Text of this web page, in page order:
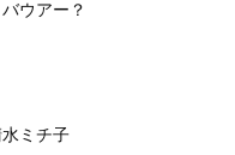
ウアー？
ミチ子